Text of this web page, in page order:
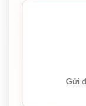
Gửi